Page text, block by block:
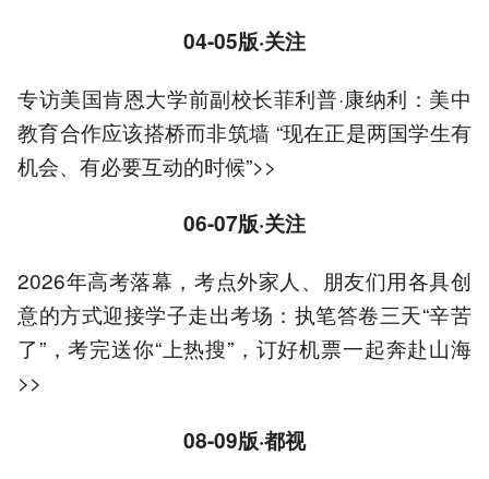
04-05版·关注
专访美国肯恩大学前副校长菲利普·康纳利：美中
教育合作应该搭桥而非筑墙 “现在正是两国学生有
机会、有必要互动的时候”>>
06-07版·关注
2026年高考落幕，考点外家人、朋友们用各具创
意的方式迎接学子走出考场：执笔答卷三天“辛苦
了”，考完送你“上热搜”，订好机票一起奔赴山海
>>
08-09版·都视